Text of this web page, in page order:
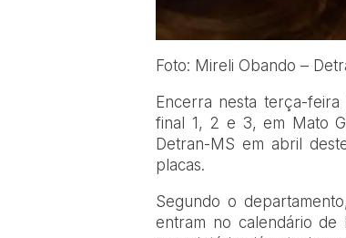
Foto: Mireli Obando –
Encerra nesta terça-
final 1, 2 e 3, em Mato
Detran-MS em abril
placas.
Segundo o
entram no calendário de